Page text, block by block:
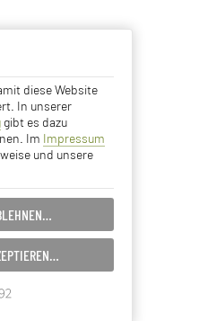
diese Website
In unserer
gibt es dazu
Im Impressum
und unsere
Essentielle Cookies
Analyse Cookies
SPEICHERN…
+ Klima
Fuerte
Fähre)
Fuerte
Fuerte